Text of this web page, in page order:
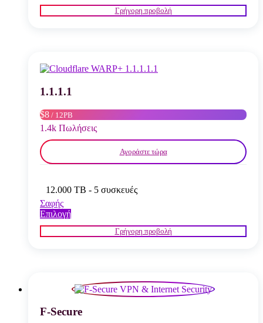
το
προϊόν
επιλογές
επιλεγούν
στη
σελίδα
του
προϊόντος
Γρήγορη προβολή
1.1.1.1
$8 / 12PB
1.4k Πωλήσεις
Αγοράστε τώρα
12.000 TB - 5 συσκευές
Σαφής
ΕπιλογήΑυτό
το
προϊόν
επιλογές
μπορούν
να
Γρήγορη προβολή
F-Secure